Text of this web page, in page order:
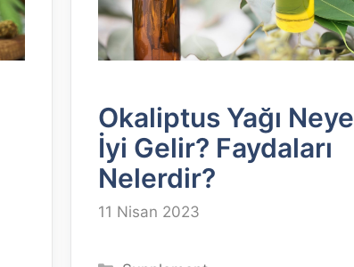
Okaliptus Yağı Neye
İyi Gelir? Faydaları
Nelerdir?
11 Nisan 2023